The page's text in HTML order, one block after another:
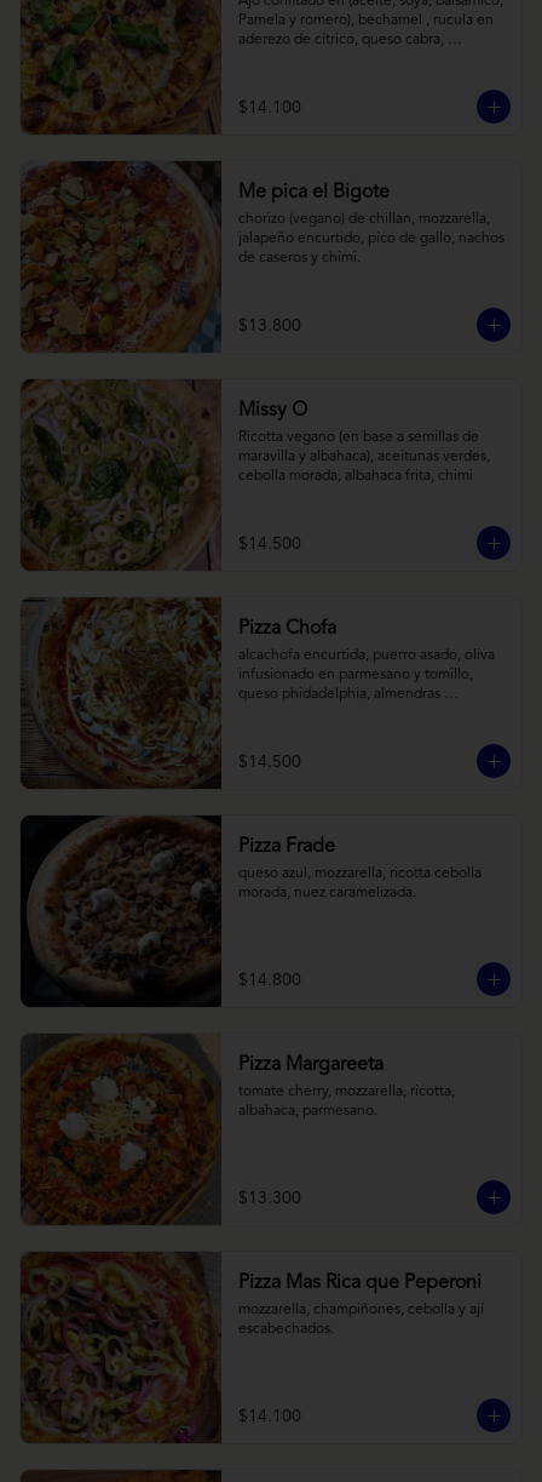
Pamela y romero), bechamel , rucula en
aderezo de cítrico, queso cabra,
$14.100
Me pica el Bigote
chorizo (vegano) de chillan, mozzarella,
jalapeño encurtido, pico de gallo, nachos
de caseros y chimi.
$13.800
Missy O
Ricotta vegano (en base a semillas de
maravilla y albahaca), aceitunas verdes,
cebolla morada, albahaca frita, chimi
$14.500
Pizza Chofa
alcachofa encurtida, puerro asado, oliva
infusionado en parmesano y tomillo,
queso phidadelphia, almendras
$14.500
Pizza Frade
queso azul, mozzarella, ricotta cebolla
morada, nuez caramelizada.
$14.800
Pizza Margareeta
tomate cherry, mozzarella, ricotta,
albahaca, parmesano.
$13.300
Pizza Mas Rica que Peperoni
mozzarella, champiñones, cebolla y ají
escabechados.
$14.100